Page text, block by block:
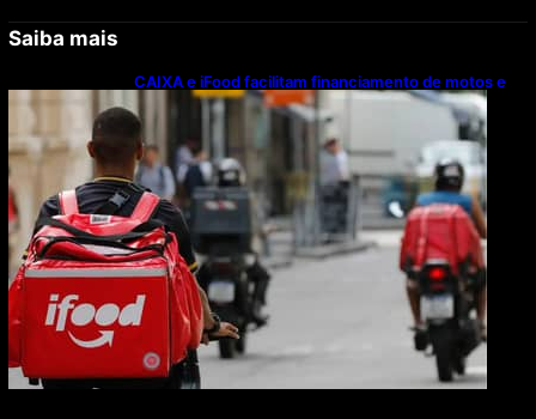
Saiba mais
CAIXA e iFood facilitam financiamento de motos e
bicicletas elétricas para entregadores